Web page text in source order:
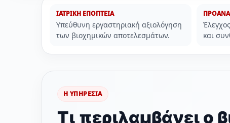
ΙΑΤΡΙΚΗ ΕΠΟΠΤΕΙΑ
Υπεύθυνη εργαστηριακή αξιολόγηση
των βιοχημικών αποτελεσμάτων.
και
Η ΥΠΗΡΕΣΙΑ
Τι περιλαμβάνει ο